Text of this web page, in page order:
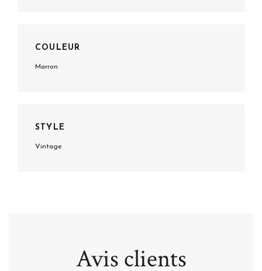
COULEUR
Marron
STYLE
Vintage
Avis clients